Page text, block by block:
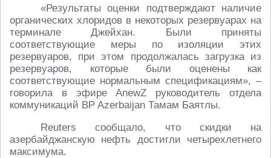
«Результаты оценки подтверждают наличие
органических хлоридов в некоторых резервуарах на
терминале Джейхан. Были приняты
соответствующие меры по изоляции этих
резервуаров, при этом продолжалась загрузка из
резервуаров, которые были оценены как
соответствующие нормальным спецификациям», –
говорила в эфире AnewZ руководитель отдела
коммуникаций BP Azerbaijan Тамам Баятлы.
Reuters сообщало, что скидки на
азербайджанскую нефть достигли четырехлетнего
максимума.